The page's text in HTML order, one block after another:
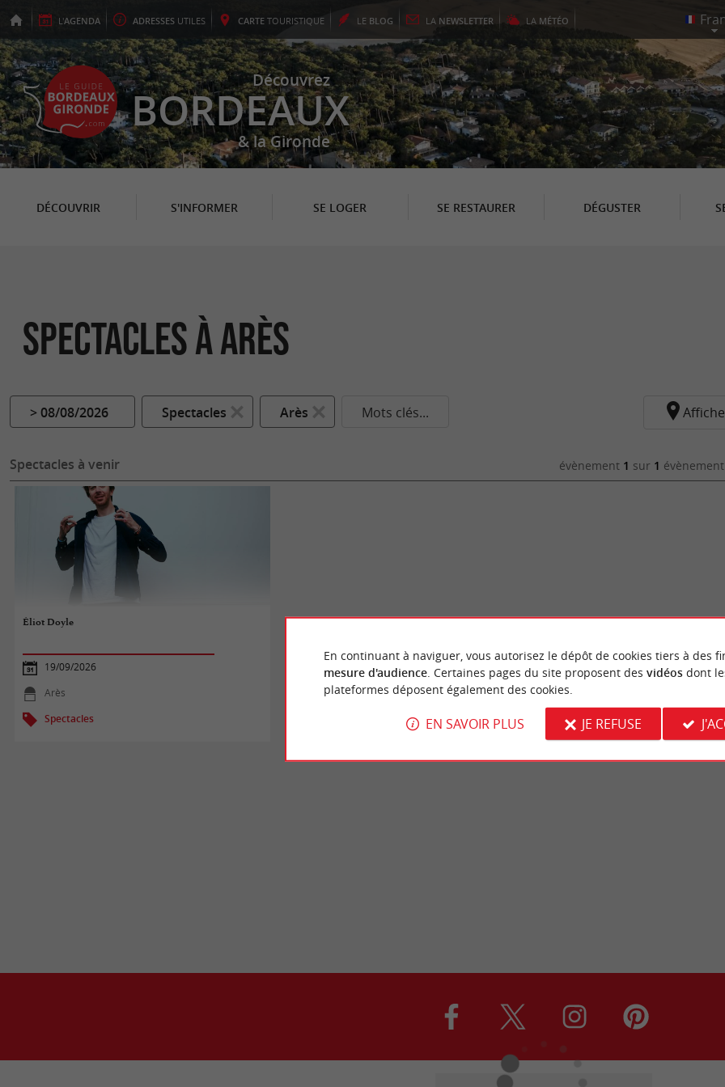
L'AGENDA ADRESSES UTILES CARTE TOURISTIQUE LE BLOG LA NEWSLETTER LA MÉTÉO
Découvrez
BORDEAUX
& la Gironde
DÉCOUVRIR S'INFORMER SE LOGER SE RESTAURER DÉGUSTER
Spectacles à Arès
> 08/08/2026 Spectacles Arès Mots clés...
Spectacles à venir évènement 1 sur 1
Éliot Doyle
19/09/2026
Arès
Spectacles
En continuant à naviguer, vous autorisez le dépôt de cookies tiers à des
mesure d'audience. Certaines pages du site proposent des vidéosdont
plateformes déposent également des cookies.
EN SAVOIR PLUS JE REFUSE